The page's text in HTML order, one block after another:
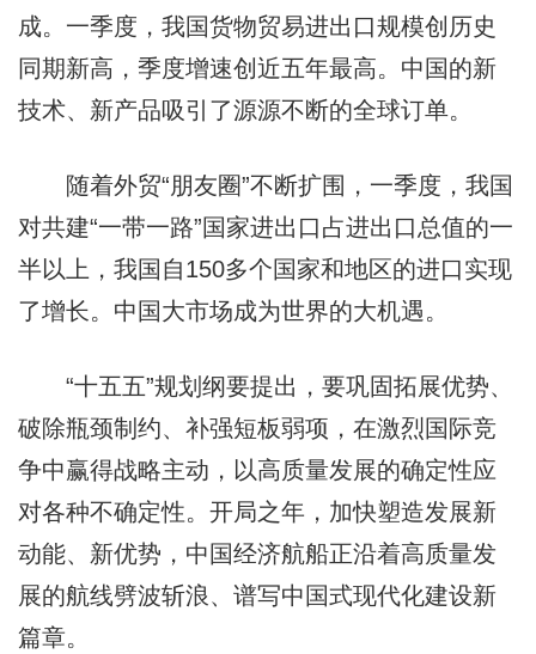
成。一季度，我国货物贸易进出口规模创历史
同期新高，季度增速创近五年最高。中国的新
技术、新产品吸引了源源不断的全球订单。
随着外贸“朋友圈”不断扩围，一季度，我国
对共建“一带一路”国家进出口占进出口总值的一
半以上，我国自150多个国家和地区的进口实现
了增长。中国大市场成为世界的大机遇。
“十五五”规划纲要提出，要巩固拓展优势、
破除瓶颈制约、补强短板弱项，在激烈国际竞
争中赢得战略主动，以高质量发展的确定性应
对各种不确定性。开局之年，加快塑造发展新
动能、新优势，中国经济航船正沿着高质量发
展的航线劈波斩浪、谱写中国式现代化建设新
篇章。